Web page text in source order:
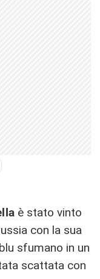
è stato vinto
con la sua
sfumano in un
scattata con